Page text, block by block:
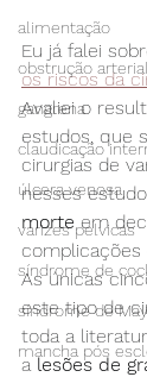
alimentação
obstrução arterial
gangrena
claudicação
úlcera venosa
varizes pélvicas
síndrome de
síndrome de
mancha pós
Eu já falei
os riscos da
Avaliei o
estudos, que
cirurgias de
nesses
morte em
complicações
As únicas
este tipo de
toda a
a lesões de